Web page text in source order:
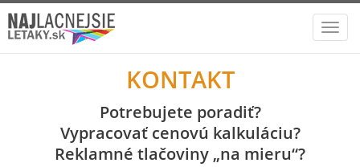
KONTAKT
Potrebujete poradiť?
Vypracovať cenovú kalkuláciu?
Reklamné tlačoviny „na mieru“?